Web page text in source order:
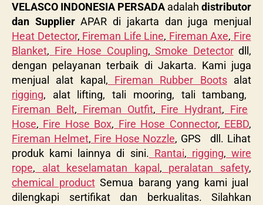
VELASCO INDONESIA PERSADA adalah distributor
dan SupplierAPAR di jakarta dan juga menjual
Heat Detector, Fireman Life Line, Fireman Axe, Fire
Blanket, Fire Hose Coupling, Smoke Detectordll,
dengan pelayanan terbaik di Jakarta. Kami juga
menjual alat kapal,
Fireman Rubber Bootsalat
rigging, alat lifting, tali mooring, tali tambang,
Fireman Belt, Fireman Outfit, Fire Hydrant, Fire
Hose, Fire Hose Box, Fire Hose Connector, EEBD,
Fireman Helmet, Fire Hose Nozzle, GPS dll. Lihat
produk kami lainnya di sini. Rantai, rigging, wire
rope, alat keselamatan kapal , peralatan safety,
chemical productSemua barang yang kami jual
dilengkapi sertifikat dan berkualitas. Silahkan